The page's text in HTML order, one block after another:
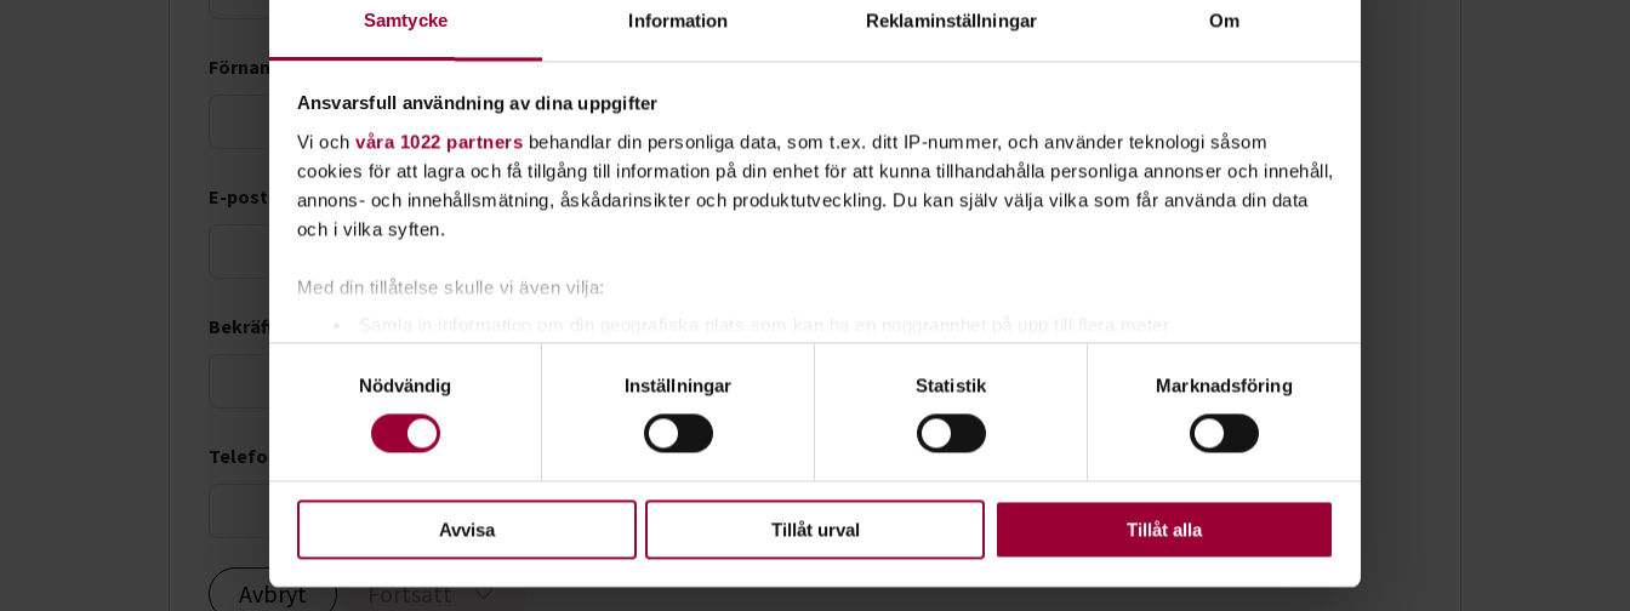
Samtycke Information Reklaminställningar Om
Ansvarsfull användning av dina uppgifter
Vi och våra 1022 partners behandlar din personliga data, som t.ex. ditt IP-nummer, och använder teknologi såsom
cookies för att lagra och få tillgång till information på din enhet för att kunna tillhandahålla personliga annonser och innehåll,
annons- och innehållsmätning, åskådarinsikter och produktutveckling. Du kan själv välja vilka som får använda din data
och i vilka syften.
Med din tillåtelse skulle vi även vilja:
Samla in information om din geografiska plats som kan ha en noggrannhet på upp till flera meter
Ta reda på mer om hur dina personliga uppgifter behandlas och ställ in dina preferenser i
detaljsektionen . Du kan ändra
eller dra tillbaka ditt samtycke när som helst från cookie-förklaringen.
För att du ska få en så bra upplevelse som möjligt använder vi kakor (cookies) på vår webbplats. Vissa kakor är
Nödvändig
Inställningar Statistik Marknadsföring
Avvisa Tillåt urval Tillåt alla
Förnamn * Efternamn *
E-postadress *
Bekräfta e-postadress *
Telefonnummer *
Avbryt Fortsätt